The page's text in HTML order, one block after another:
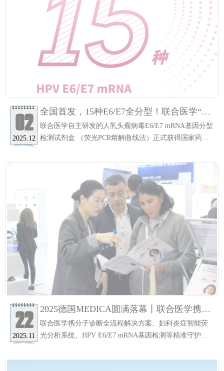
02
2025.12
全国首发，15种E6/E7全分型！联合医学“人
乳头瘤病毒E6/E7 mRNA基因分型检测试剂
盒 （荧光PCR熔解曲线法）”获批！
联合医学自主研发的人乳头瘤病毒E6/E7 mRNA基因分型
检测试剂盒 （荧光PCR熔解曲线法）正式获得国家药品
械注准20253402437)。该产品适用于体外定性检测人宫颈
脱落细胞样本中的15种高危型人乳头瘤病毒HPV E6/E7
mRNA (16、18、31、33、35、39、45、51、52、53、
56、58、59、66、68)，并进行分型检测。是目前市面上
HPV E6/E7 mRNA检测分型最为全面的产品。
22
2025.11
2025德国MEDICA圆满落幕丨联合医学携创
新产品惊艳亮相，完美收官！
联合医学携分子诊断全流程解决方案、妇科炎症智能荧
光分析系统、HPV E6/E7 mRNA基因检测等精准守护女